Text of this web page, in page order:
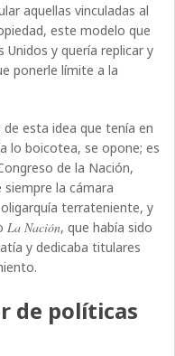
aquellas vinculadas al
este modelo que
y quería replicar y
ponerle límite a la
esta idea que tenía en
lo boicotea, se opone; es
de la Nación,
la cámara
terrateniente, y
La Nación, que había sido
y dedicaba titulares
de políticas